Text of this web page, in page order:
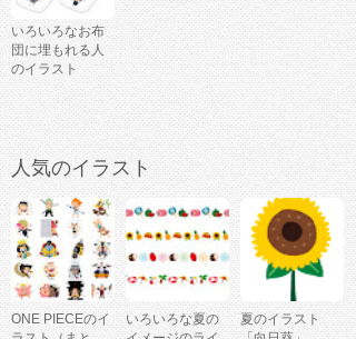
いろいろなお布
団に埋もれる人
のイラスト
人気のイラスト
ONE PIECEのイ
いろいろな夏の
夏のイラスト